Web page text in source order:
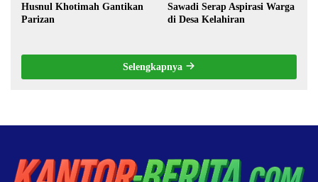
Husnul Khotimah Gantikan
Parizan
Sawadi Serap Aspirasi Warga
di Desa Kelahiran
Selengkapnya